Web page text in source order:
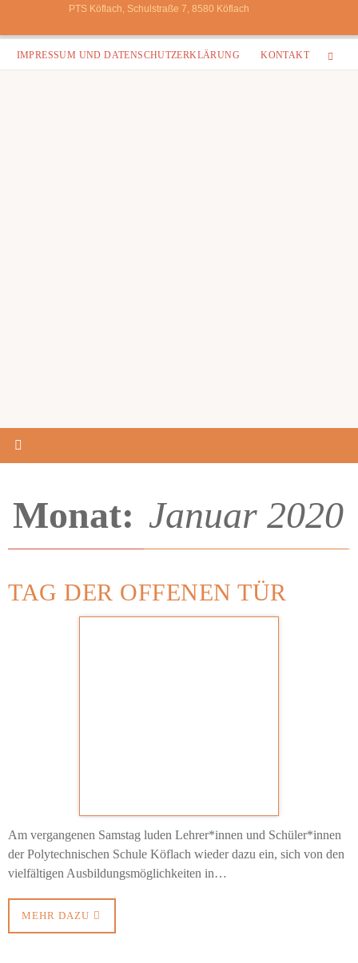
PTS Köflach, Schulstraße 7, 8580 Köflach
Zum
Inhalt
IMPRESSUM UND DATENSCHUTZERKLÄRUNG KONTAKT
Monat: Januar 2020
TAG DER OFFENEN TÜR
Am vergangenen Samstag luden Lehrer*innen und Schüler*innen
der Polytechnischen Schule Köflach wieder dazu ein, sich von den
vielfältigen Ausbildungsmöglichkeiten in…
MEHR DAZU